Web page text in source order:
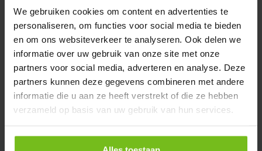
We gebruiken cookies om content en advertenties te
personaliseren, om functies voor social media te bieden
en om ons websiteverkeer te analyseren. Ook delen we
informatie over uw gebruik van onze site met onze
partners voor social media, adverteren en analyse. Deze
partners kunnen deze gegevens combineren met andere
informatie die u aan ze heeft verstrekt of die ze hebben
verzameld op basis van uw gebruik van hun services.
Description du produit
Spécifications
Évaluations
Partager